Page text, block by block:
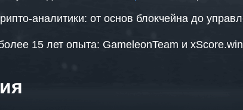
аналитики: от основ блокчейна до
15 лет опыта: GameleonTeam и